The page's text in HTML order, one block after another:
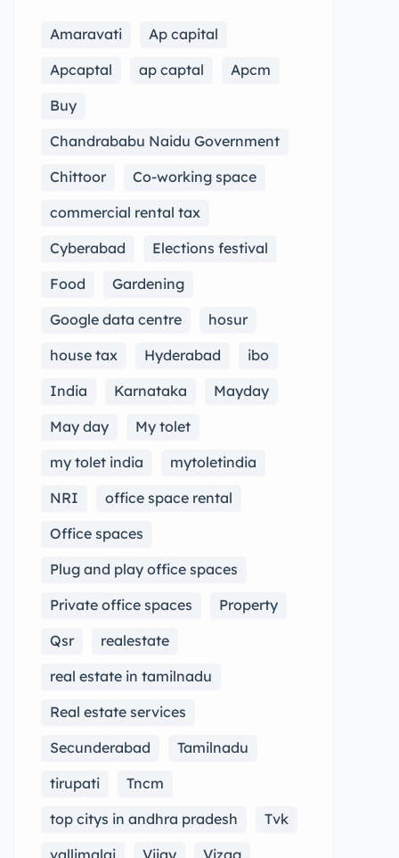
Amaravati
Ap capital
Apcaptal
ap captal
Apcm
Buy
Chandrababu Naidu Government
Chittoor
Co-working space
commercial rental tax
Cyberabad
Elections festival
Food
Gardening
Google data centre
hosur
house tax
Hyderabad
ibo
India
Karnataka
Mayday
May day
My tolet
my tolet india
mytoletindia
NRI
office space rental
Office spaces
Plug and play office spaces
Private office spaces
Property
Qsr
realestate
real estate in tamilnadu
Real estate services
Secunderabad
Tamilnadu
tirupati
Tncm
top citys in andhra pradesh
Tvk